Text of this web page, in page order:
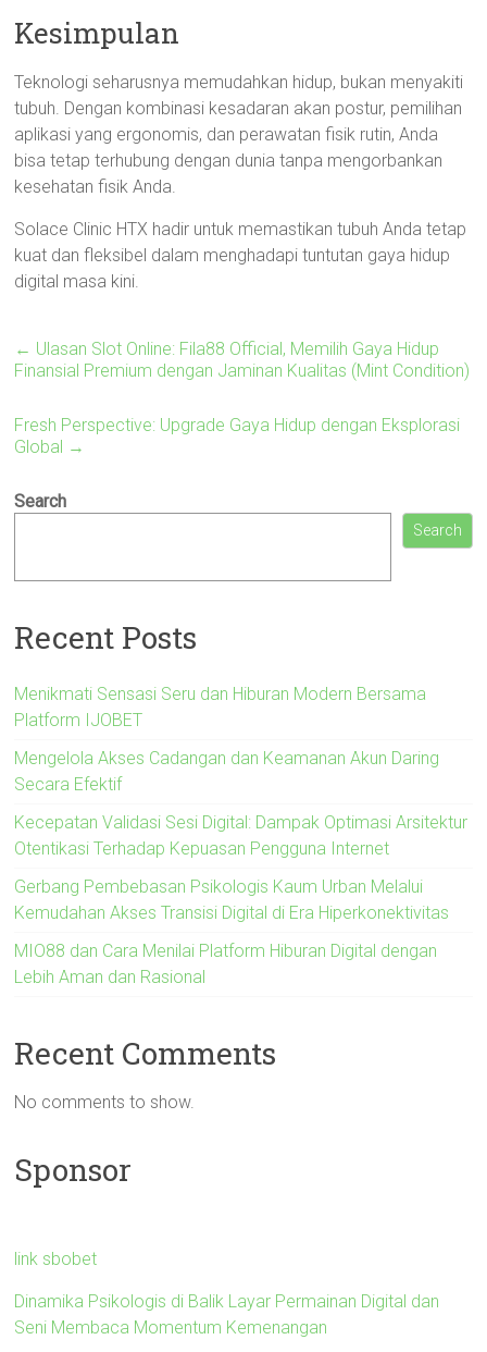
Kesimpulan
Teknologi seharusnya memudahkan hidup, bukan menyakiti
tubuh. Dengan kombinasi kesadaran akan postur, pemilihan
aplikasi yang ergonomis, dan perawatan fisik rutin, Anda
bisa tetap terhubung dengan dunia tanpa mengorbankan
kesehatan fisik Anda.
Solace Clinic HTX hadir untuk memastikan tubuh Anda tetap
kuat dan fleksibel dalam menghadapi tuntutan gaya hidup
digital masa kini.
← Ulasan Slot Online: Fila88 Official, Memilih Gaya Hidup
Finansial Premium dengan Jaminan Kualitas (Mint Condition)
Fresh Perspective: Upgrade Gaya Hidup dengan Eksplorasi
Global →
Search
Search
Recent Posts
Menikmati Sensasi Seru dan Hiburan Modern Bersama
Platform IJOBET
Mengelola Akses Cadangan dan Keamanan Akun Daring
Secara Efektif
Kecepatan Validasi Sesi Digital: Dampak Optimasi Arsitektur
Otentikasi Terhadap Kepuasan Pengguna Internet
Gerbang Pembebasan Psikologis Kaum Urban Melalui
Kemudahan Akses Transisi Digital di Era Hiperkonektivitas
MIO88 dan Cara Menilai Platform Hiburan Digital dengan
Lebih Aman dan Rasional
Recent Comments
No comments to show.
Sponsor
link sbobet
Dinamika Psikologis di Balik Layar Permainan Digital dan
Seni Membaca Momentum Kemenangan